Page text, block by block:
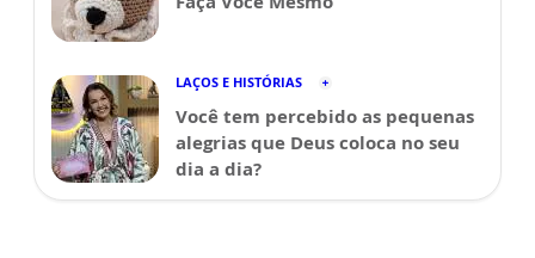
LAÇOS E HISTÓRIAS
Você tem percebido as pequenas
alegrias que Deus coloca no seu
dia a dia?